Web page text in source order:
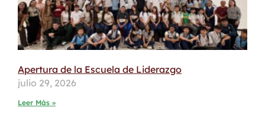
Apertura de la Escuela de Liderazgo
julio 29, 2026
Leer Más »